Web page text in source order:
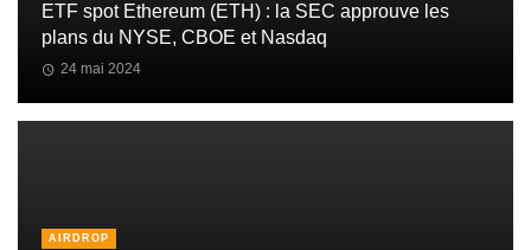
ETF spot Ethereum (ETH) : la SEC approuve les
plans du NYSE, CBOE et Nasdaq
24 mai 2024
AIRDROP